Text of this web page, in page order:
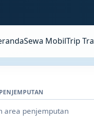
Sewa MobilTrip
area penjemputan